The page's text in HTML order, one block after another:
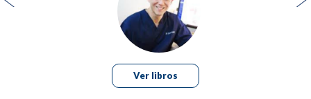
Ver libros
9. Reconstrucción auricular